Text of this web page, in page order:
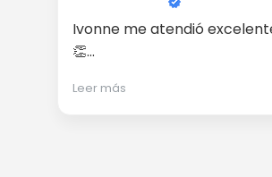
Ivonne me atendió
👏...
Leer más